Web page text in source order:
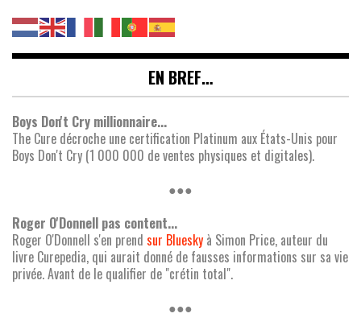
EN BREF…
Boys Don't Cry millionnaire...
The Cure décroche une certification Platinum aux États-Unis pour
Boys Don't Cry (1 000 000 de ventes physiques et digitales).
●●●
Roger O'Donnell pas content...
Roger O'Donnell s'en prend sur Bluesky à Simon Price, auteur du
livre Curepedia, qui aurait donné de fausses informations sur sa vie
privée. Avant de le qualifier de "crétin total".
●●●